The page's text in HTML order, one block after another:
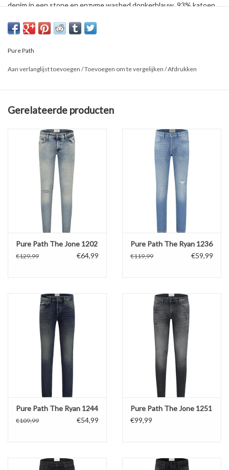
denim in een stone en enzyme washed donkerblauw, 93% katoen,
achterkant, subtiele slijtageplekken op de voor- en achterzakken
geborduurd driehoekslogo op de achterzak
Pure Path
Aan verlanglijst toevoegen /Toevoegen om te vergelijken /Afdrukken
Gerelateerde producten
Pure Path The Jone 1202
€129,99 €64,99
Pure Path The Ryan 1236
€119,99 €59,99
Pure Path The Ryan 1244
€109,99 €54,99
Pure Path The Jone 1251
€99,99